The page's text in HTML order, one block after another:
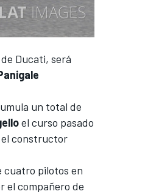
Ducati, será
un total de
el curso pasado
el constructor
cuatro pilotos en
el compañero de